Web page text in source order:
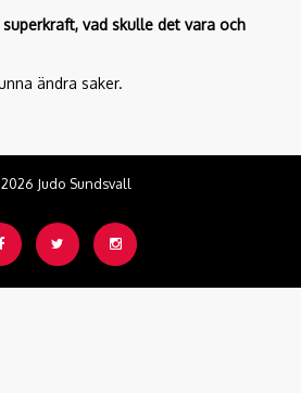
vad skulle det vara och
ändra saker.
Judo Sundsvall